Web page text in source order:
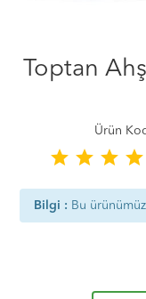
Toptan
Ürün
star star star star
Bilgi : Bu